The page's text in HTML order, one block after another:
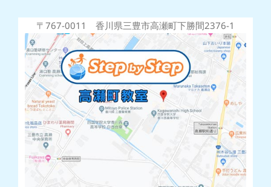
〒767-0011 香川県三豊市高瀬町下勝間2376-1